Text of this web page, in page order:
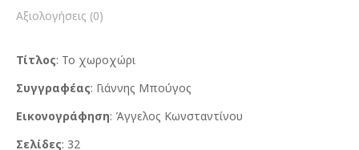
Αξιολογήσεις (0)
Τίτλος: Το χωροχώρι
Συγγραφέας: Γιάννης Μπούγος
Εικονογράφηση: Άγγελος Κωνσταντίνου
Σελίδες: 32